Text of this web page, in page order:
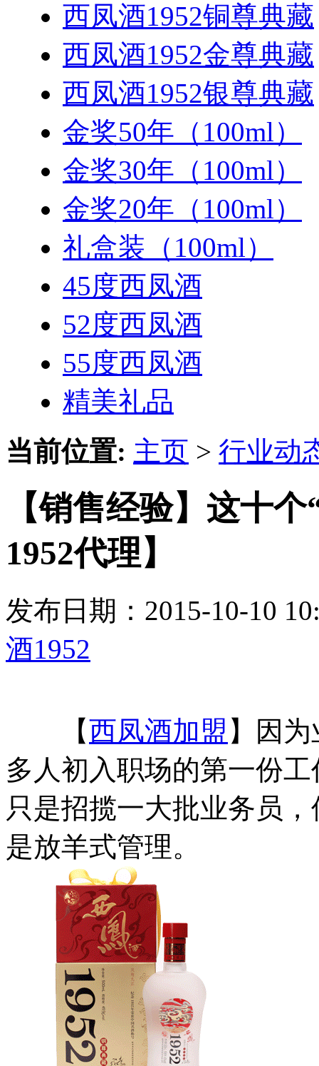
西凤酒1952铜尊典藏
西凤酒1952金尊典藏
西凤酒1952银尊典藏
金奖50年（100ml）
金奖30年（100ml）
金奖20年（100ml）
礼盒装（100ml）
45度西凤酒
52度西凤酒
55度西凤酒
精美礼品
当前位置: 主页 > 行业动
【销售经验】这十
1952代理】
发布日期：2015-10-10
酒1952
【西凤酒加盟 】因
多人初入职场的第一份
只是招揽一大批业务员
是放羊式管理。